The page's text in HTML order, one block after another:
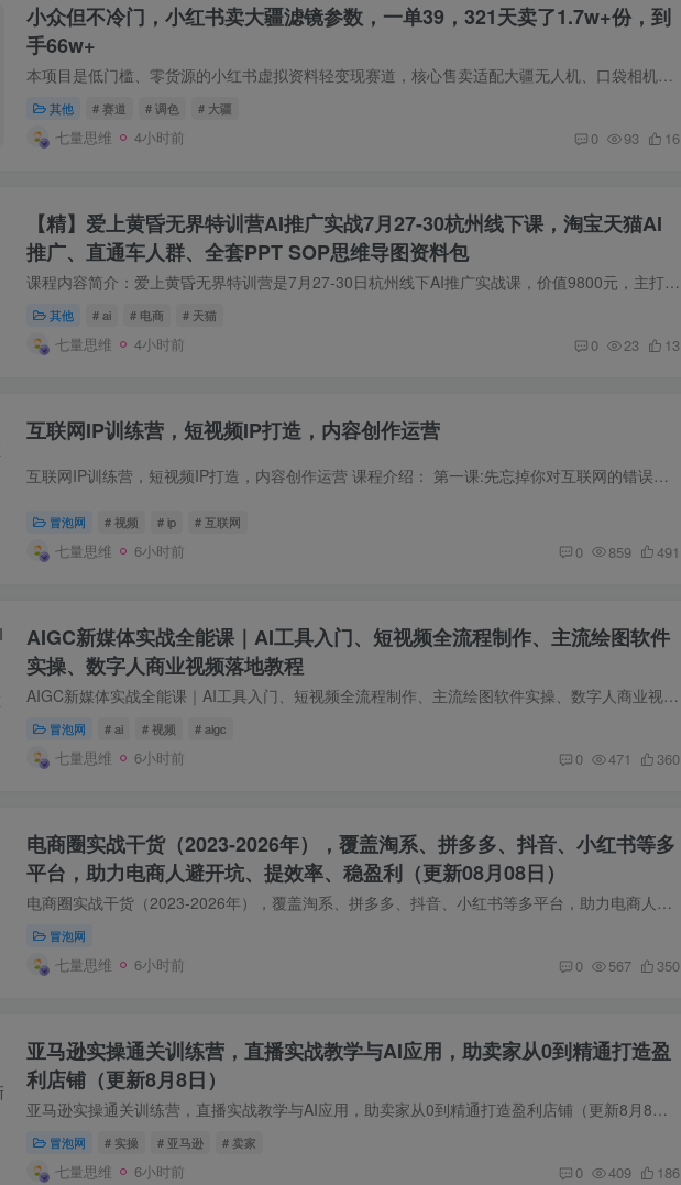
小众但不冷门，小红书卖大疆滤镜参数，一单39，321天卖了1.7w+份，到
手66w+
本项目是低门槛、零货源的小红书虚拟资料轻变现赛道，核心售卖适配大疆无人机、口袋相机的一键调色LUT滤镜预设，单套定价39元、全套99元，实操321天可实现1.7万+份销量，纯利润可达66万+。依托...
其他 # 赛道 # 调色 # 大疆
七量思维 4小时前 0 93 16
【精】爱上黄昏无界特训营AI推广实战7月27-30杭州线下课，淘宝天猫AI
推广、直通车人群、全套PPT SOP思维导图资料包
课程内容简介：爱上黄昏无界特训营是7月27‑30日杭州线下AI推广实战课，价值9800元，主打天猫淘宝AI电商落地，讲解直通车与精准人群。配套3天带字幕录音、全套PPT、SOP、思维导图、AI运营skill...
其他 # ai # 电商 # 天猫
七量思维 4小时前 0 23 13
互联网IP训练营，短视频IP打造，内容创作运营
互联网IP训练营，短视频IP打造，内容创作运营 课程介绍： 第一课:先忘掉你对互联网的错误理解:你做不起来，也许是认知错了。 1.TOP创造者视角解析百亿曝光视频的真相。 2.如何重新树立互联网方...
冒泡网 # 视频 # ip # 互联网
七量思维 6小时前 0 859 491
AIGC新媒体实战全能课｜AI工具入门、短视频全流程制作、主流绘图软件
实操、数字人商业视频落地教程
AIGC新媒体实战全能课｜AI工具入门、短视频全流程制作、主流绘图软件实操、数字人商业视频落地教程 如今新媒体内容创作早已全面进入AIGC智能化时代，传统手动剪辑、实拍创作模式效率极低，难以...
冒泡网 # ai # 视频 # aigc
七量思维 6小时前 0 471 360
电商圈实战干货（2023-2026年），覆盖淘系、拼多多、抖音、小红书等多
平台，助力电商人避开坑、提效率、稳盈利（更新08月08日）
电商圈实战干货（2023-2026年），覆盖淘系、拼多多、抖音、小红书等多平台，助力电商人避开坑、提效率、稳盈利（更新08月08日） 课程介绍： 电商课程涵盖2022至2026年实战干货，汇集多位资深师...
冒泡网
七量思维 6小时前 0 567 350
亚马逊实操通关训练营，直播实战教学与AI应用，助卖家从0到精通打造盈
利店铺（更新8月8日）
亚马逊实操通关训练营，直播实战教学与AI应用，助卖家从0到精通打造盈利店铺（更新8月8日） 本课程适用于所有跨境卖家，共包含基础班、进阶班、微缩打法和品牌推广四大课程体系，从理论到实战掌...
冒泡网 # 实操 # 亚马逊 # 卖家
七量思维 6小时前 0 409 186